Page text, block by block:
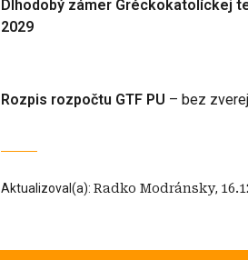
Dlhodobý zámer Gréckokatolíckej
2029
Rozpis rozpočtu GTF PU – bez
Aktualizoval(a): Radko Modránsky,